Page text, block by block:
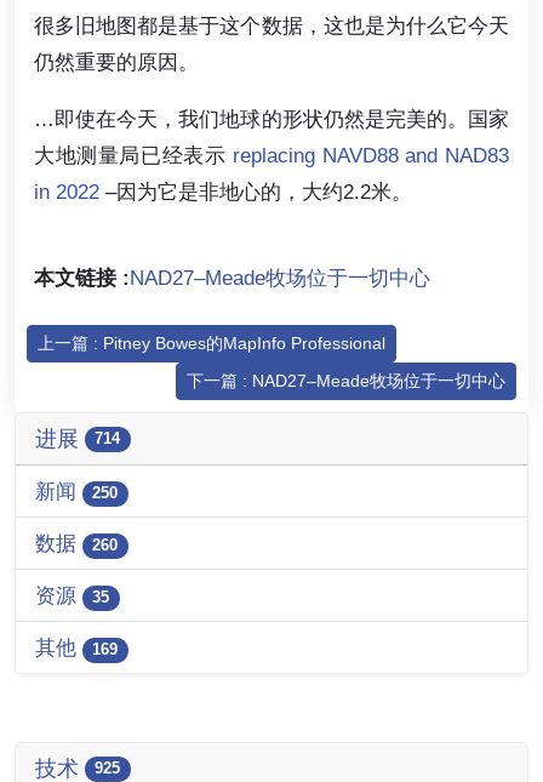
很多旧地图都是基于这个数据，这也是为什么它今天
仍然重要的原因。
…即使在今天，我们地球的形状仍然是完美的。国家
大地测量局已经表示 replacing NAVD88 and NAD83
in 2022 –因为它是非地心的，大约2.2米。
本文链接 :NAD27–Meade牧场位于一切中心
上一篇 : Pitney Bowes的MapInfo Professional
下一篇 : NAD27–Meade牧场位于一切中心
进展 714
新闻 250
数据 260
资源 35
其他 169
技术 925